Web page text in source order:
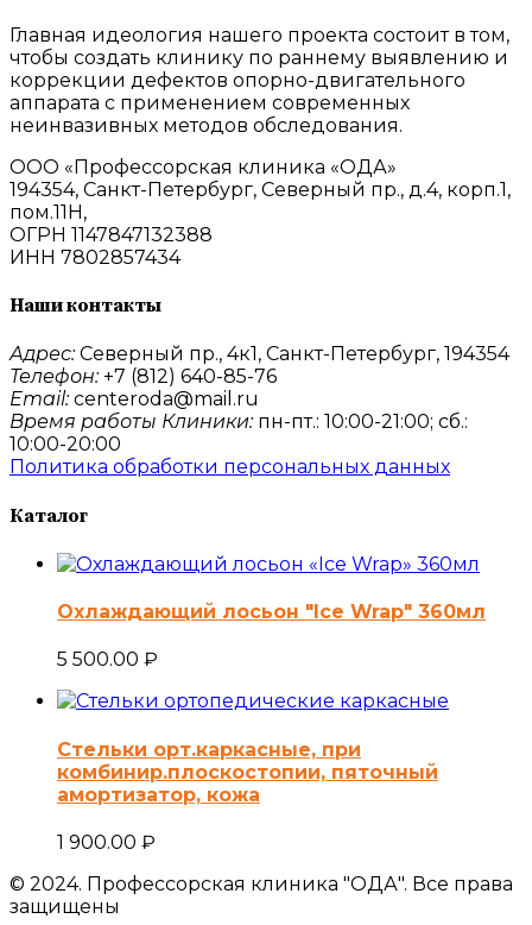
Главная идеология нашего проекта состоит в том,
чтобы создать клинику по раннему выявлению и
коррекции дефектов опорно-двигательного
аппарата с применением современных
неинвазивных методов обследования.
ООО «Профессорская клиника «ОДА»
194354, Санкт-Петербург, Северный пр., д.4, корп.1,
пом.11Н,
ОГРН 1147847132388
ИНН 7802857434
Наши контакты
Адрес:Северный пр., 4к1, Санкт-Петербург, 194354
Телефон:+7 (812) 640-85-76
Email:centeroda@mail.ru
Время работы Клиники:пн-пт.: 10:00-21:00; сб.:
10:00-20:00
Политика обработки персональных данных
Каталог
Охлаждающий лосьон "Ice Wrap" 360мл
5 500.00 ₽
Стельки орт.каркасные, при
комбинир.плоскостопии, пяточный
амортизатор, кожа
1 900.00 ₽
© 2024. Профессорская клиника "ОДА". Все права
защищены